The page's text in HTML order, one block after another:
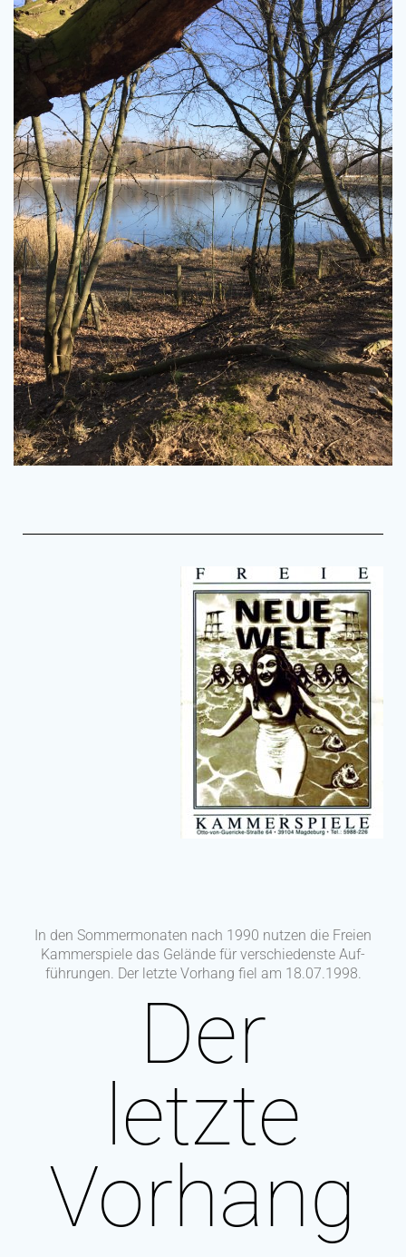
fehlender Verkehrssicherheit geschlossen wurde. Das
Gelände verwilderte stark und wurde als
Müllabladeplatz sehr beliebt. Im Mai 2016 kaufte die
BTEC- Beratungsgesellschaft mbH aus Magdeburg
das verwahrloste Grundstück „Stadion Neue Welt“.
In den Sommermonaten nach 1990 nutzen die Freien
Kammerspiele das Gelände für verschiedenste Auf-
führungen. Der letzte Vorhang fiel am 18.07.1998.
Der
letzte
Vorhang